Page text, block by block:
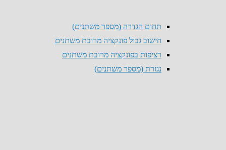
תחום הגדרה (מספר משתנים)
חישוב גבול פונקציה מרובת משתנים
רציפות בפונקציה מרובת משתנים
נגזרת (מספר משתנים)